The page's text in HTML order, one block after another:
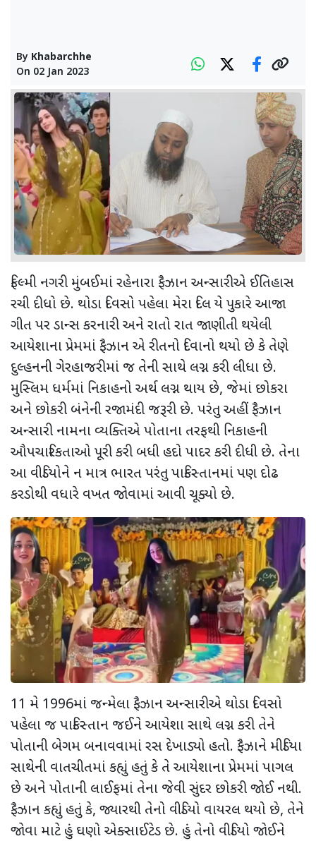
By Khabarchhe
On 02 Jan 2023
ફિલ્મી નગરી મુંબઈમાં રહેનારા ફૈઝાન અન્સારીએ ઈતિહાસ
રચી દીધો છે. થોડા દિવસો પહેલા મેરા દિલ યે પુકારે આજા
ગીત પર ડાન્સ કરનારી અને રાતો રાત જાણીતી થયેલી
આયેશાના પ્રેમમાં ફૈઝાન એ રીતનો દિવાનો થયો છે કે તેણે
દુલ્હનની ગેરહાજરીમાં જ તેની સાથે લગ્ન કરી લીધા છે.
મુસ્લિમ ધર્મમાં નિકાહનો અર્થ લગ્ન થાય છે, જેમાં છોકરા
અને છોકરી બંનેની રજામંદી જરૂરી છે. પરંતુ અહીં ફૈઝાન
અન્સારી નામના વ્યક્તિએ પોતાના તરફથી નિકાહની
ઔપચારિકતાઓ પૂરી કરી બધી હદો પાદર કરી દીધી છે. તેના
આ વીડિયોને ન માત્ર ભારત પરંતુ પાકિસ્તાનમાં પણ દોઢ
કરડોથી વધારે વખત જોવામાં આવી ચૂક્યો છે.
11 મે 1996માં જન્મેલા ફૈઝાન અન્સારીએ થોડા દિવસો
પહેલા જ પાકિસ્તાન જઈને આયેશા સાથે લગ્ન કરી તેને
પોતાની બેગમ બનાવવામાં રસ દેખાડ્યો હતો. ફૈઝાને મીડિયા
સાથેની વાતચીતમાં કહ્યું હતું કે તે આયેશાના પ્રેમમાં પાગલ
છે અને પોતાની લાઈફમાં તેના જેવી સુંદર છોકરી જોઈ નથી.
ફૈઝાન કહ્યું હતું કે, જ્યારથી તેનો વીડિયો વાયરલ થયો છે, તેને
જોવા માટે હું ઘણો એક્સાઈટેડ છે. હું તેનો વીડિયો જોઈને